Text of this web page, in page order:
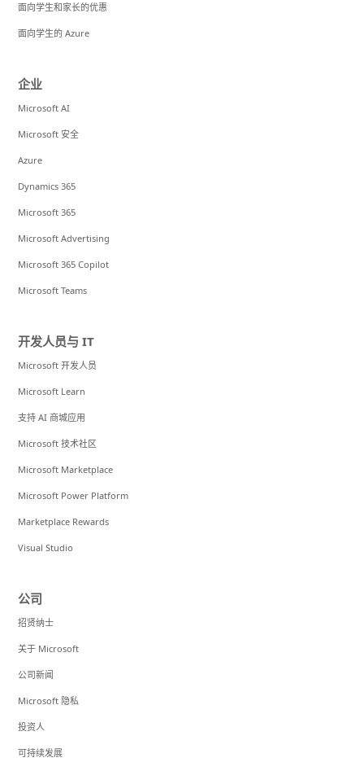
面向学生和家长的优惠
面向学生的 Azure
企业
Microsoft AI
Microsoft 安全
Azure
Dynamics 365
Microsoft 365
Microsoft Advertising
Microsoft 365 Copilot
Microsoft Teams
开发人员与 IT
Microsoft 开发人员
Microsoft Learn
支持 AI 商城应用
Microsoft 技术社区
Microsoft Marketplace
Microsoft Power Platform
Marketplace Rewards
Visual Studio
公司
招贤纳士
关于 Microsoft
公司新闻
Microsoft 隐私
投资人
可持续发展